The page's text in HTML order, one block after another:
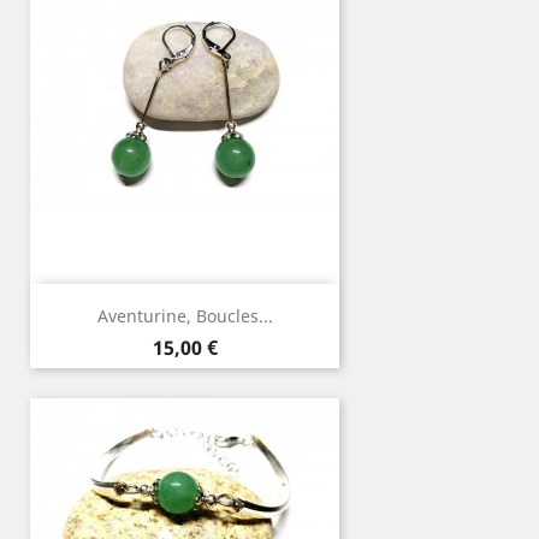
Aventurine, Boucles...
Prix
15,00 €